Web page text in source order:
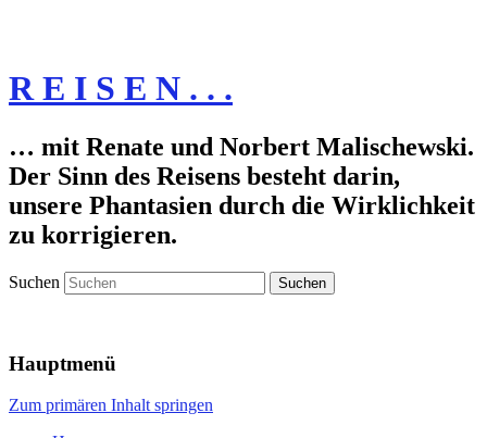
R E I S E N . . .
… mit Renate und Norbert Malischewski.
Der Sinn des Reisens besteht darin,
unsere Phantasien durch die Wirklichkeit
zu korrigieren.
Suchen
Hauptmenü
Zum primären Inhalt springen